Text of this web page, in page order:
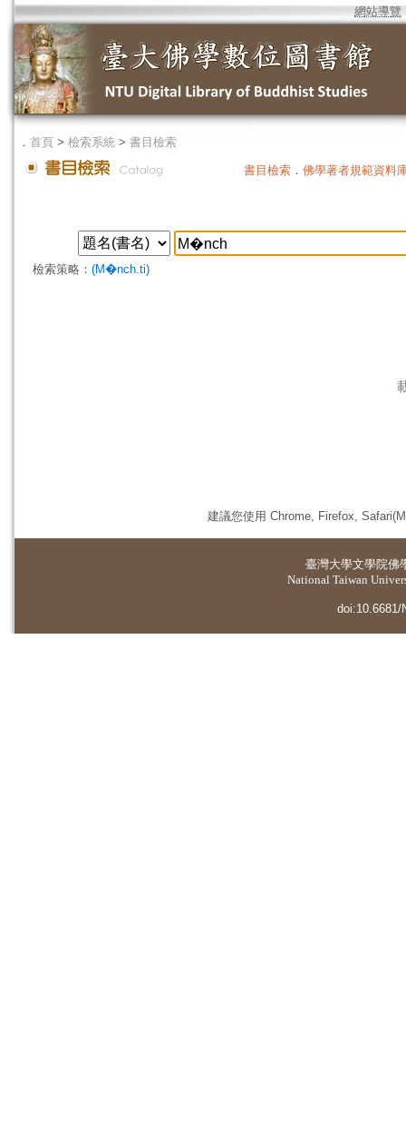
網站導覽
． 首頁 > 檢索系統 > 書目檢索
書目檢索 ． 佛學著者規範資料
檢索策略： (M�nch.ti)
建議您使用 Chrome, Firefox,
臺灣大學文學院佛
National Taiwan
doi:10.6681/